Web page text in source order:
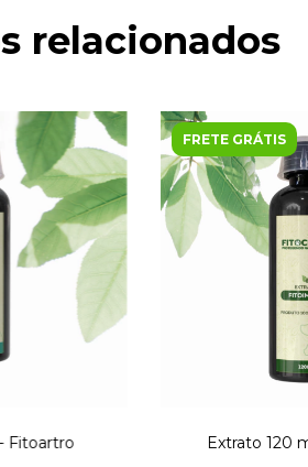
relacionados
Fitoartro
FRETE GRÁTIS
Extrato 120